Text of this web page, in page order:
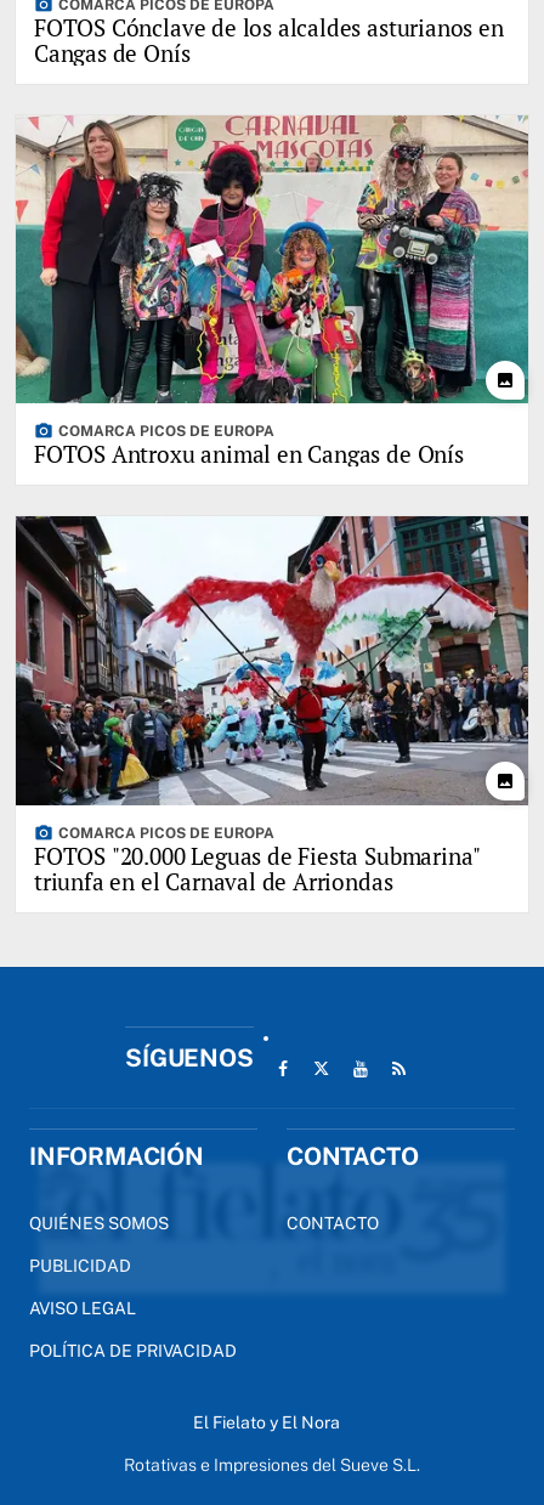
photo_camera COMARCA PICOS DE EUROPA
FOTOS Cónclave de los alcaldes asturianos en
Cangas de Onís
photo
photo_camera COMARCA PICOS DE EUROPA
FOTOS Antroxu animal en Cangas de Onís
photo
photo_camera COMARCA PICOS DE EUROPA
FOTOS "20.000 Leguas de Fiesta Submarina"
triunfa en el Carnaval de Arriondas
SÍGUENOS
INFORMACIÓN
QUIÉNES SOMOS
PUBLICIDAD
AVISO LEGAL
POLÍTICA DE PRIVACIDAD
CONTACTO
CONTACTO
El Fielato y El Nora
Rotativas e Impresiones del Sueve S.L.